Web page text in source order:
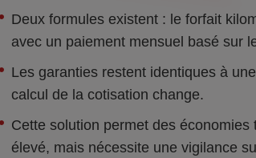
Deux formules existent : le forfait
avec un paiement mensuel basé sur
Les garanties restent identiques à
calcul de la cotisation change.
Cette solution permet des
élevé, mais nécessite une vigilance